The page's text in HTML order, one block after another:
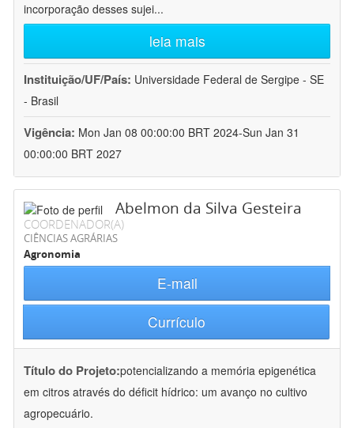
incorporação desses sujei...
leia mais
Instituição/UF/País: Universidade Federal de Sergipe - SE
- Brasil
Vigência: Mon Jan 08 00:00:00 BRT 2024-Sun Jan 31
00:00:00 BRT 2027
Abelmon da Silva Gesteira
COORDENADOR(A)
CIÊNCIAS AGRÁRIAS
Agronomia
E-mail
Currículo
Título do Projeto:potencializando a memória epigenética
em citros através do déficit hídrico: um avanço no cultivo
agropecuário.